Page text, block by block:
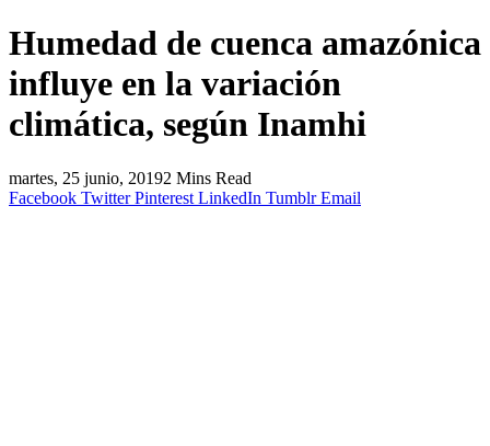
Humedad de cuenca amazónica
influye en la variación
climática, según Inamhi
martes, 25 junio, 20192 Mins Read
Facebook Twitter Pinterest LinkedIn Tumblr Email